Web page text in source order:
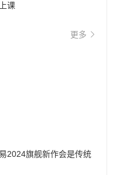
课
更多
2024旗舰新作会是传统